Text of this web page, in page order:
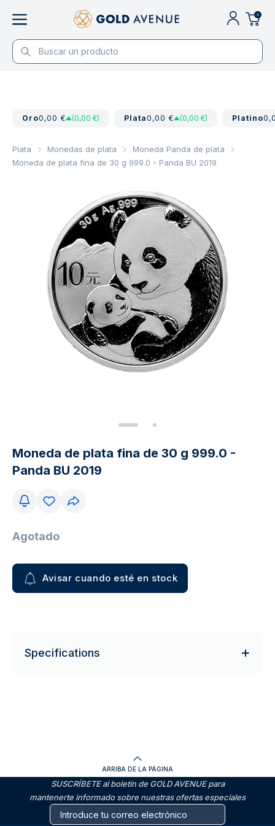
0
Oro0,00 € (0,00 €) Plata0,00 € (0,00 €) Platino
Plata Monedas de plata
Moneda Panda de plata
Moneda de plata fina de 30 g 999.0 - Panda BU 2019
Moneda de plata fina de 30 g 999.0 -
Panda BU 2019
Agotado
Avisar cuando esté en stock
Specifications
ARRIBA DE LA PÁGINA
SUSCRÍBETE al boletín de GOLD AVENUE para
mantenerte informado sobre nuestras ofertas especiales